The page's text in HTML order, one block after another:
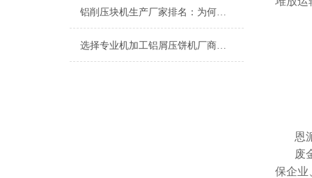
铝削压块机生产厂家排名：为何恩派特成为行业优选？
选择专业机加工铝屑压饼机厂商，为何恩派特是您的理想之选？
恩
废
保企业